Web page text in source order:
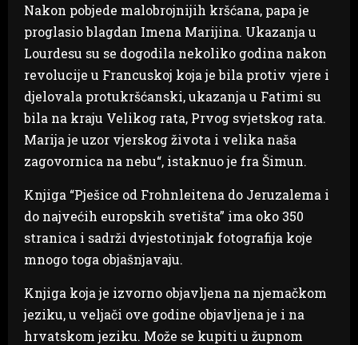
Nakon pobjede malobrojnijih kršćana, papa je
proglasio blagdan Imena Marijina. Ukazanja u
Lourdesu su se dogodila nekoliko godina nakon
revolucije u Francuskoj koja je bila protiv vjere i
djelovala protukršćanski, ukazanja u Fatimi su
bila na kraju Velikog rata, Prvog svjetskog rata.
Marija je uzor vjerskog života i velika naša
zagovornica na nebu“, istaknuo je fra Šimun.
Knjiga “Pješice od Frohnleitena do Jeruzalema i
do najvećih europskih svetišta” ima oko 350
stranica i sadrži dvjestotinjak fotografija koje
mnogo toga objašnjavaju.
Knjiga koja je izvorno objavljena na njemačkom
jeziku, u veljači ove godine objavljena je i na
hrvatskom jeziku. Može se kupiti u župnom